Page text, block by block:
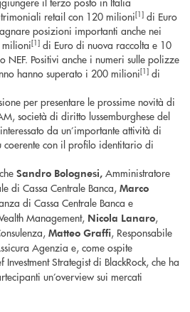
retail con 120 milioni[1] di Euro
posizioni importanti anche nei
[1] di Euro di nuova raccolta e 10
NEF. Positivi anche i numeri sulle polizze
hanno superato i 200 milioni[1] di
per presentare le prossime novità di
società di diritto lussemburghese del
da un’importante attività di
con il profilo identitario di
Sandro Bolognesi, Amministratore
di Cassa Centrale Banca, Marco
di Cassa Centrale Banca e
Management, Nicola Lanaro,
Matteo Graffi, Responsabile
Agenzia e, come ospite
Investment Strategist di BlackRock, che ha
un’overview sui mercati